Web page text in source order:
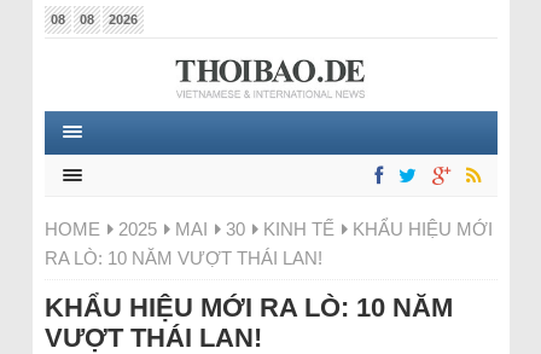
08 08 2026
HOME 2025 MAI 30 KINH TẾ
KHẨU HIỆU MỚI
RA LÒ: 10 NĂM VƯỢT THÁI LAN!
KHẨU HIỆU MỚI RA LÒ: 10 NĂM
VƯỢT THÁI LAN!